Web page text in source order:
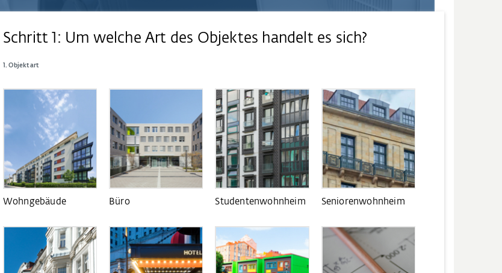
Schritt 1: Um welche Art des Objektes handelt es sich?
Objektart
Wohngebäude Büro Studentenwohnheim Seniorenwohnheim